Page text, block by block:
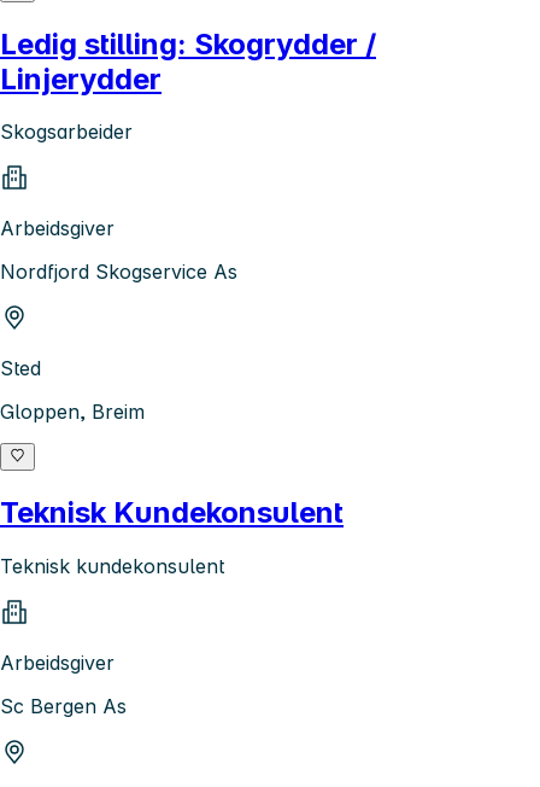
Ledig stilling: Skogrydder /
Linjerydder
Skogsarbeider
Arbeidsgiver
Nordfjord Skogservice As
Sted
Gloppen, Breim
Teknisk Kundekonsulent
Teknisk kundekonsulent
Arbeidsgiver
Sc Bergen As